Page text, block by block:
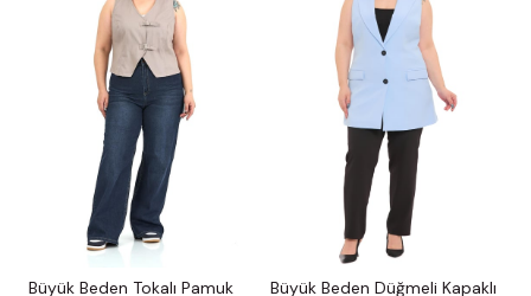
Büyük Beden Tokalı Pamuk
Büyük Beden Düğmeli Kapaklı